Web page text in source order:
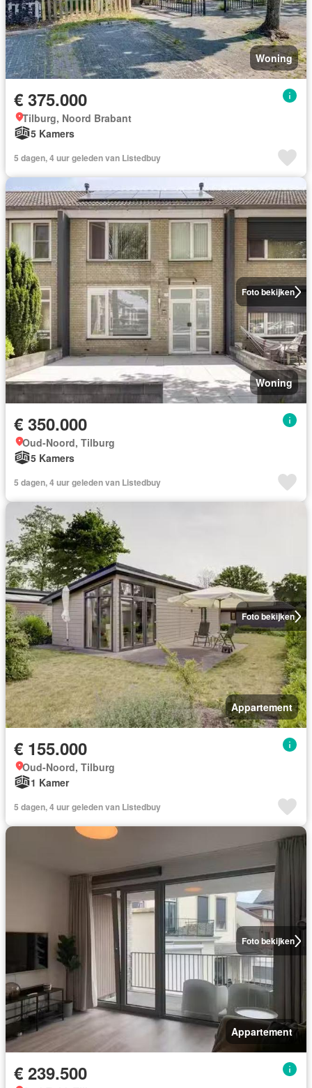
Woning
€ 375.000
Tilburg, Noord Brabant
5 Kamers
5 dagen, 4 uur geleden van Listedbuy
Foto bekijken
Woning
€ 350.000
Oud-Noord, Tilburg
5 Kamers
5 dagen, 4 uur geleden van Listedbuy
Foto bekijken
Appartement
€ 155.000
Oud-Noord, Tilburg
1 Kamer
5 dagen, 4 uur geleden van Listedbuy
Foto bekijken
Appartement
€ 239.500